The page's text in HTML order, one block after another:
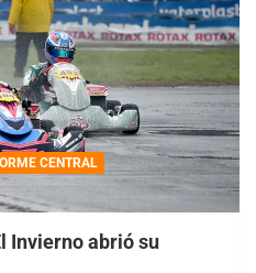
CENTRAL
Invierno abrió su